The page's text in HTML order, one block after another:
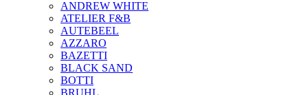
ANDREW WHITE
ATELIER F&B
AUTEBEEL
AZZARO
BAZETTI
BLACK SAND
BOTTI
BRUHL